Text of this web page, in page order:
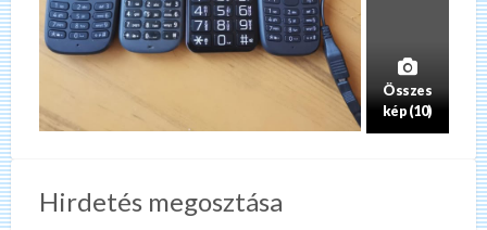
Összes
kép (10)
Hirdetés megosztása